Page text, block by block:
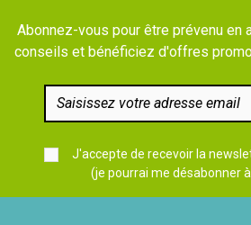
Abonnez-vous pour être prévenu en
conseils et bénéficiez d'offres
J'accepte de recevoir la
(je pourrai me désabonner